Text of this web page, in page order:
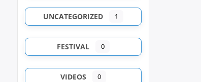
UNCATEGORIZED 1
FESTIVAL 0
VIDEOS 0